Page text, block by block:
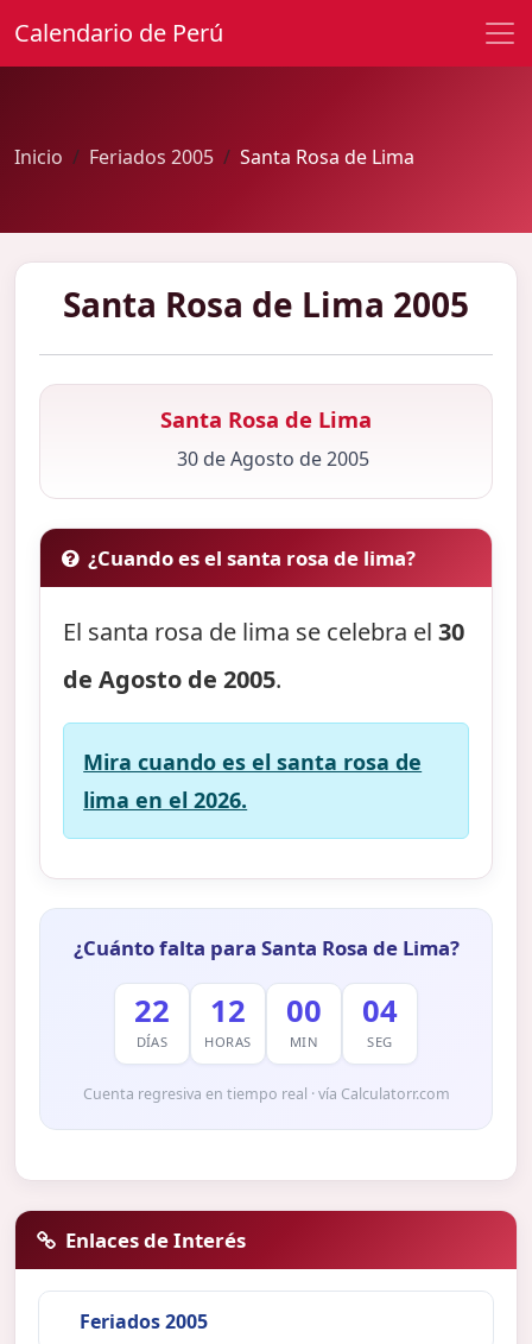
Calendario de Perú
Inicio Feriados 2005 Santa Rosa de Lima
Santa Rosa de Lima 2005
Santa Rosa de Lima
30 de Agosto de 2005
¿Cuando es el santa rosa de lima?
El santa rosa de lima se celebra el30
de Agosto de 2005.
Mira cuando es el santa rosa de
lima en el 2026.
¿Cuánto falta para Santa Rosa de Lima?
22
DÍAS
12
HORAS
00
MIN
03
SEG
Cuenta regresiva en tiempo real · vía Calculatorr.com
Enlaces de Interés
Feriados 2005